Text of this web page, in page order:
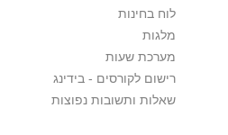
לוח בחינות
מלגות
מערכת שעות
רישום לקורסים - בידינג
שאלות ותשובות נפוצות